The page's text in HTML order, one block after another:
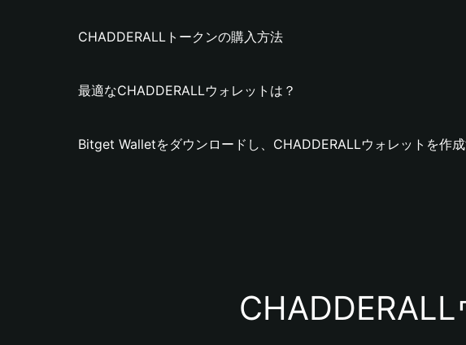
CHADDERALLトークンの購入方法
最適なCHADDERALLウォレットは？
Bitget Walletをダウンロードし、CHADDERALLウォレットを作成